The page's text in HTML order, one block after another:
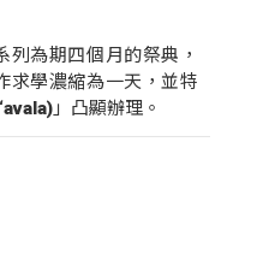
列為期四個月的祭典，
求學濃縮為一天，並特
」凸顯辦理。